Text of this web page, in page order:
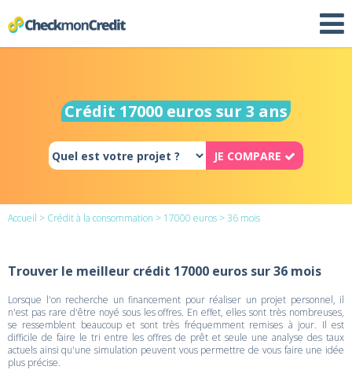
Crédit 17000 euros sur 3 ans
JE COMPARE
Accueil > Crédit à la consommation > 17000 euros > 36 mois
Trouver le meilleur crédit 17000 euros sur 36 mois
Lorsque l'on recherche un financement pour réaliser un projet personnel, il
n'est pas rare d'être noyé sous les offres. En effet, elles sont très nombreuses,
se ressemblent beaucoup et sont très fréquemment remises à jour. Il est
difficile de faire le tri entre les offres de prêt et seule une analyse des taux
actuels ainsi qu'une simulation peuvent vous permettre de vous faire une idée
plus précise.